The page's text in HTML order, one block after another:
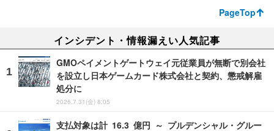
PageTop
インシデント・情報漏えい人気記事
GMOペイメントゲートウェイ元従業員が無断で別会社
を設立し日本ゲームカード株式会社と契約、懲戒解雇
処分に
2026.7.31(金) 8:05
支払対象は計 16.3 億円 ～ プルデンシャル・グルー